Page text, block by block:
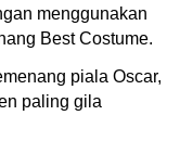
menggunakan
Best Costume.
piala Oscar,
paling gila